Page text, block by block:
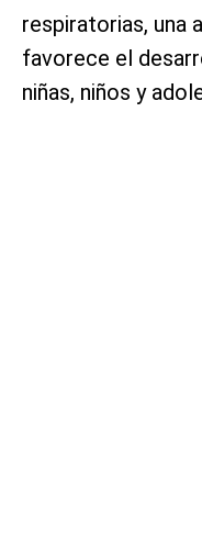
respiratorias, una
favorece el
niñas, niños y